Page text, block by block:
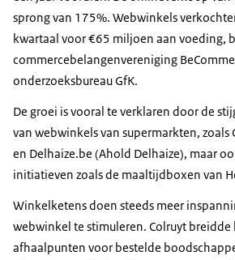
sprong van 175%. Webwinkels
kwartaal voor €65 miljoen aan voeding,
commercebelangenvereniging
onderzoeksbureau GfK.
De groei is vooral te verklaren door de
van webwinkels van supermarkten, zoals
en Delhaize.be (Ahold Delhaize), maar
initiatieven zoals de maaltijdboxen van
Winkelketens doen steeds meer
webwinkel te stimuleren. Colruyt breidde
afhaalpunten voor bestelde